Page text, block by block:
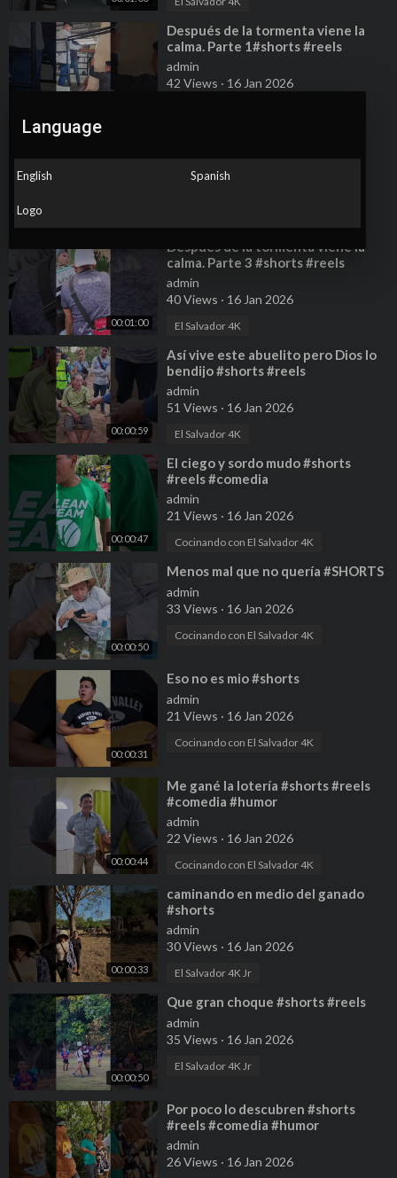
⁣Después de la tormenta viene la
calma. Parte 1#shorts #reels
#ayudasocial
admin
42 Views · 16 Jan 2026
#ayudasocial
admin
00:01:00
⁣Después de la tormenta viene la
calma. Parte 3 #shorts #reels
#ayudasocial
admin
40 Views · 16 Jan 2026
El Salvador 4K
00:00:59
⁣Así vive este abuelito pero Dios lo
bendijo #shorts #reels
#ayudasocial
admin
51 Views · 16 Jan 2026
El Salvador 4K
00:00:47
⁣El ciego y sordo mudo #shorts
#reels #comedia
admin
21 Views · 16 Jan 2026
Cocinando con El Salvador 4K
00:00:50
⁣Menos mal que no quería #SHORTS
admin
33 Views · 16 Jan 2026
Cocinando con El Salvador 4K
00:00:31
⁣Eso no es mio #shorts
admin
21 Views · 16 Jan 2026
Cocinando con El Salvador 4K
00:00:44
⁣Me gané la lotería #shorts #reels
#comedia #humor
admin
22 Views · 16 Jan 2026
Cocinando con El Salvador 4K
00:00:33
⁣caminando en medio del ganado
#shorts
admin
30 Views · 16 Jan 2026
El Salvador 4K Jr
00:00:50
⁣Que gran choque #shorts #reels
admin
35 Views · 16 Jan 2026
El Salvador 4K Jr
⁣Por poco lo descubren #shorts
#reels #comedia #humor
admin
26 Views · 16 Jan 2026
Language
English Spanish
Logo